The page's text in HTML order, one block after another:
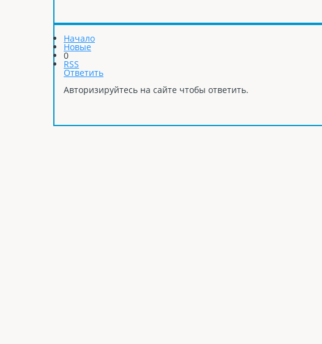
Начало
Новые
0
RSS
Ответить
Авторизируйтесь на сайте чтобы ответить.